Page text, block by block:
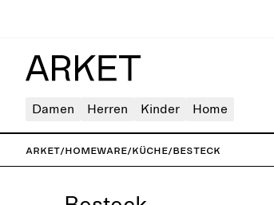
Damen Herren Kinder Home
ARKET/Homeware/Küche/Besteck